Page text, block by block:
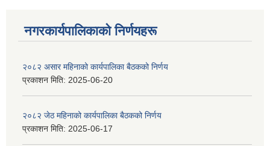
नगरकार्यपालिकाकाे निर्णयहरू
२०८२ असार महिनाको कार्यपालिका बैठकको निर्णय
प्रकाशन मिति: 2025-06-20
२०८२ जेठ महिनाको कार्यपालिका बैठकको निर्णय
प्रकाशन मिति: 2025-06-17